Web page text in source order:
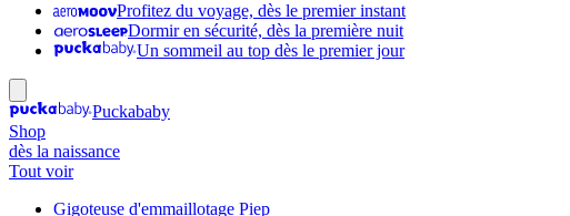
Profitez du voyage, dès le premier instant
Dormir en sécurité, dès la première nuit
Un sommeil au top dès le premier jour
Puckababy
Shop
dès la naissance
Tout voir
Gigoteuse d'emmaillotage Piep